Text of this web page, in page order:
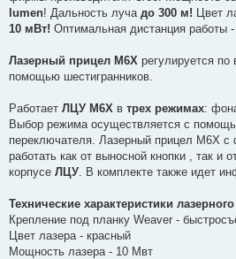
lumen! Дальность луча до 300 м! Цвет
10 мВт! Оптимальная дистанция работы -
Лазерный прицел М6Х регулируется по
помощью шестигранников.
Работает ЛЦУ М6Х в трех режимах:
Выбор режима осуществляется с
переключателя. Лазерный прицел М6Х
работать как от выносной кнопки , так и
корпусе ЛЦУ . В комплекте также идет
Технические характеристики
Крепление под планку Weaver -
Цвет лазера - красный
Мощность лазера - 10 Мвт